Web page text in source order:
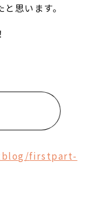
思います。
firstpart-